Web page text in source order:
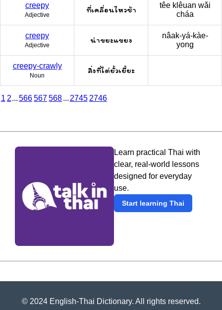
creepy
Adjective
ที่เคลื่อนไหวช้า
têe klêuan wǎi
cháa
creepy
Adjective
น่าขยะแขยง
nâak-yá-kàe-
yong
creepy-crawly
Noun
สิ่งที่ไต่ยั้วเยี้ยะ
1 2...566567568... 2745 2746
Learn practical Thai with
clear, real-world lessons
designed for everyday
use.
Start learning Thai
© 2024 English-Thai Dictionary. All rights reserved.